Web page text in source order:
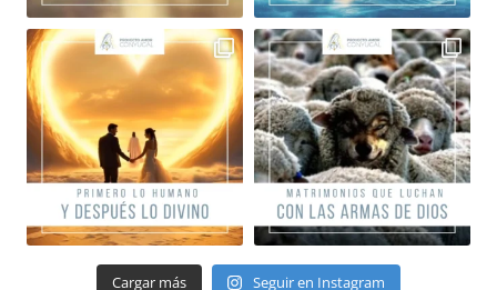
Cargar más Seguir en Instagram